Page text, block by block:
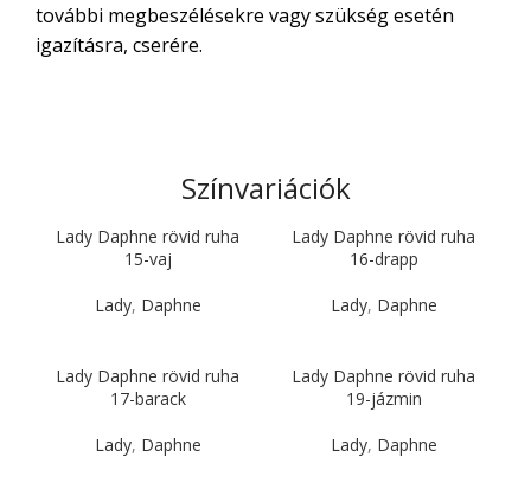
további megbeszélésekre vagy szükség esetén
igazításra, cserére.
Színvariációk
Lady Daphne rövid ruha
15-vaj
Lady, Daphne
Lady Daphne rövid ruha
16-drapp
Lady, Daphne
Lady Daphne rövid ruha
17-barack
Lady, Daphne
Lady Daphne rövid ruha
19-jázmin
Lady, Daphne